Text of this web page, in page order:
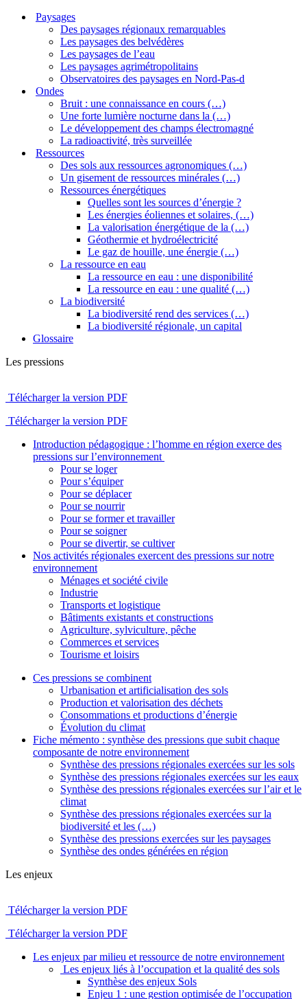
Paysages
Des paysages régionaux remarquables
Les paysages des belvédères
Les paysages de l’eau
Les paysages agrimétropolitains
Observatoires des paysages en Nord-Pas-d
Ondes
Bruit : une connaissance en cours (…)
Une forte lumière nocturne dans la (…)
Le développement des champs électromagné
La radioactivité, très surveillée
Ressources
Des sols aux ressources agronomiques (…)
Un gisement de ressources minérales (…)
Ressources énergétiques
Quelles sont les sources d’énergie ?
Les énergies éoliennes et solaires, (…)
La valorisation énergétique de la (…)
Géothermie et hydroélectricité
Le gaz de houille, une énergie (…)
La ressource en eau
La ressource en eau : une disponibilité
La ressource en eau : une qualité (…)
La biodiversité
La biodiversité rend des services (…)
La biodiversité régionale, un capital
Glossaire
Les pressions
Télécharger la version PDF
Télécharger la version PDF
Introduction pédagogique : l’homme en région exerce des
pressions sur l’environnement
Pour se loger
Pour s’équiper
Pour se déplacer
Pour se nourrir
Pour se former et travailler
Pour se soigner
Pour se divertir, se cultiver
Nos activités régionales exercent des pressions sur notre
environnement
Ménages et société civile
Industrie
Transports et logistique
Bâtiments existants et constructions
Agriculture, sylviculture, pêche
Commerces et services
Tourisme et loisirs
Ces pressions se combinent
Urbanisation et artificialisation des sols
Production et valorisation des déchets
Consommations et productions d’énergie
Évolution du climat
Fiche mémento : synthèse des pressions que subit chaque
composante de notre environnement
Synthèse des pressions régionales exercées sur les sols
Synthèse des pressions régionales exercées sur les eaux
Synthèse des pressions régionales exercées sur l’air et le
climat
Synthèse des pressions régionales exercées sur la
biodiversité et les (…)
Synthèse des pressions exercées sur les paysages
Synthèse des ondes générées en région
Les enjeux
Télécharger la version PDF
Télécharger la version PDF
Les enjeux par milieu et ressource de notre environnement
Les enjeux liés à l’occupation et la qualité des sols
Synthèse des enjeux Sols
Enjeu 1 : une gestion optimisée de l’occupation